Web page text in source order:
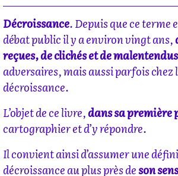
Décroissance. Depuis que ce terme
débat public il y a environ vingt ans,
reçues, de clichés et de malentendus
adversaires, mais aussi parfois chez
décroissance.
L’objet de ce livre,dans sa première
cartographier et d’y répondre.
Il convient ainsi d’assumer une
décroissance au plus près deson